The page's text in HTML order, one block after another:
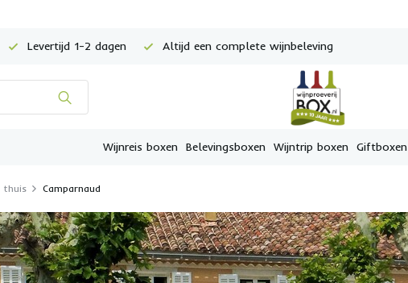
Levertijd 1-2 dagen Altijd een complete wijnbeleving
Wijnreis boxen Belevingsboxen Wijntrip boxen Giftboxen
thuis Camparnaud